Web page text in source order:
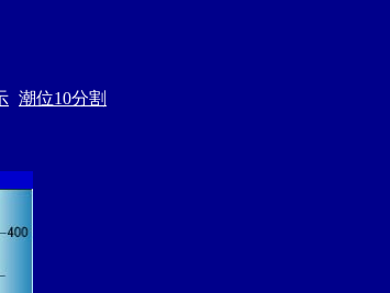
潮位10分割